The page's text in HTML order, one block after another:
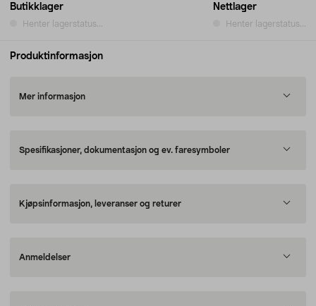
Butikklager
Henter lagerstatus...
Nettlager
Henter lagerstatus...
Produktinformasjon
Mer informasjon
Spesifikasjoner, dokumentasjon og ev. faresymboler
Kjøpsinformasjon, leveranser og returer
Anmeldelser